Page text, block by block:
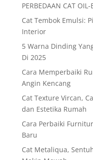
PERBEDAAN CAT
Cat Tembok Emulsi:
Interior
5 Warna Dinding
Di 2025
Cara Memperbaiki
Angin Kencang
Cat Texture Vircan,
dan Estetika Rumah
Cara Perbaiki
Baru
Cat Metaliqua,